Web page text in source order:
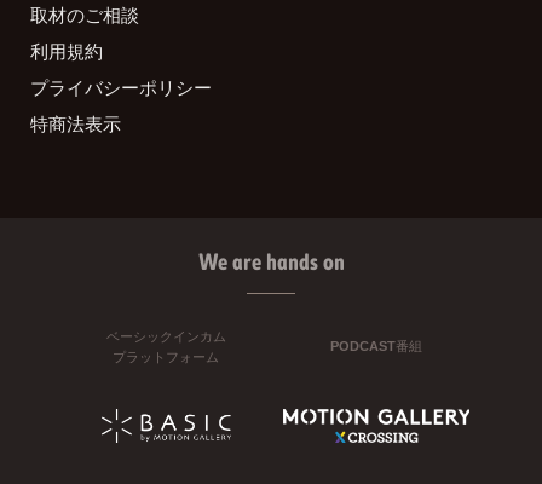
取材のご相談
利用規約
プライバシーポリシー
特商法表示
We are hands on
ベーシックインカム
プラットフォーム
PODCAST番組